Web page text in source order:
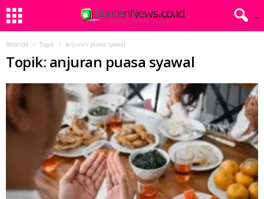
Beranda Topik Anjuran puasa syawal
Topik: anjuran puasa syawal